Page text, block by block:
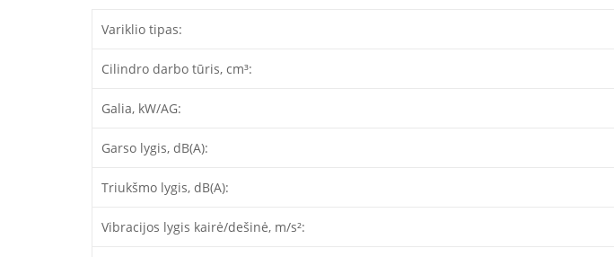
Variklio tipas:
Cilindro darbo tūris, cm³:
Galia, kW/AG:
Garso lygis, dB(A):
Triukšmo lygis, dB(A):
Vibracijos lygis kairė/dešinė, m/s²: